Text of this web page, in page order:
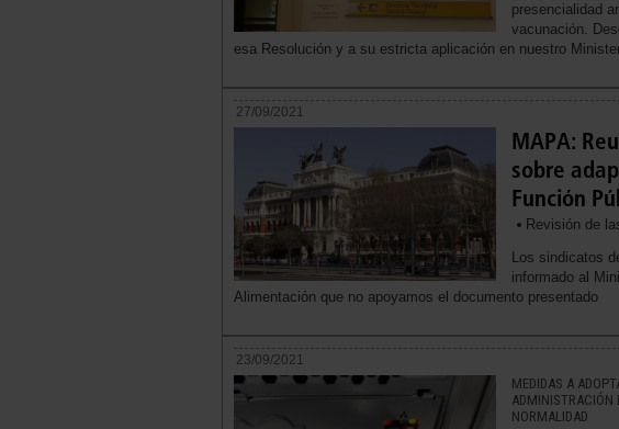
presencialidad
vacunación.
esa Resolución y a su estricta aplicación en nuestro
27/09/2021
MAPA:
sobre
Función
Revisión de
Los sindicatos
informado al
Alimentación que no apoyamos el documento presentado
23/09/2021
MEDIDAS A
ADMINISTRACIÓN
NORMALIDAD